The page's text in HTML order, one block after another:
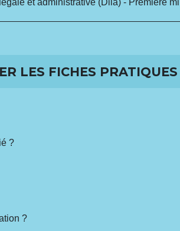
et administrative (Dila) - Première
LES FICHES PRATIQUES
?
?